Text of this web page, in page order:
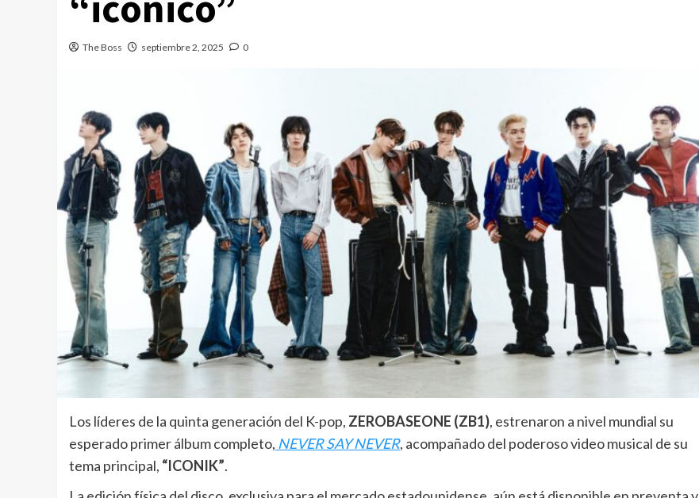
The Boss septiembre 2, 2025 0
Los líderes de la quinta generación del K-pop, ZEROBASEONE (ZB1), estrenaron a nivel mundial su
esperado primer álbum completo, NEVER SAY NEVER, acompañado del poderoso video musical de su
tema principal, “ICONIK”.